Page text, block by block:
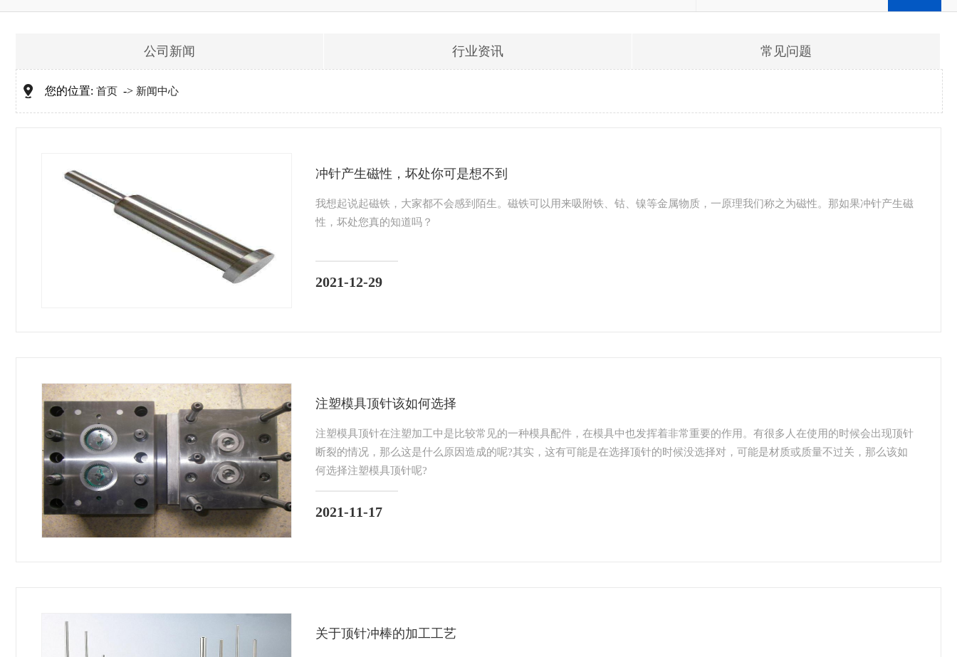
公司新闻 行业资讯 常见问题
您的位置: 首页 -> 新闻中心
冲针产生磁性，坏处你可是想不到
我想起说起磁铁，大家都不会感到陌生。磁铁可以用来吸附铁、钴、镍等金属物质，一原理我们称之为磁性。那如果冲针产生磁
性，坏处您真的知道吗？
2021-12-29
注塑模具顶针该如何选择
注塑模具顶针在注塑加工中是比较常见的一种模具配件，在模具中也发挥着非常重要的作用。有很多人在使用的时候会出现顶针
断裂的情况，那么这是什么原因造成的呢?其实，这有可能是在选择顶针的时候没选择对，可能是材质或质量不过关，那么该如
何选择注塑模具顶针呢?
2021-11-17
关于顶针冲棒的加工工艺